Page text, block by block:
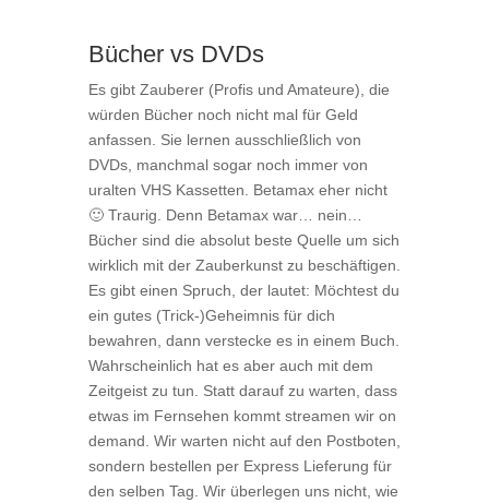
Bücher vs DVDs
Es gibt Zauberer (Profis und Amateure), die
würden Bücher noch nicht mal für Geld
anfassen. Sie lernen ausschließlich von
DVDs, manchmal sogar noch immer von
uralten VHS Kassetten. Betamax eher nicht
🙂 Traurig. Denn Betamax war… nein…
Bücher sind die absolut beste Quelle um sich
wirklich mit der Zauberkunst zu beschäftigen.
Es gibt einen Spruch, der lautet: Möchtest du
ein gutes (Trick-)Geheimnis für dich
bewahren, dann verstecke es in einem Buch.
Wahrscheinlich hat es aber auch mit dem
Zeitgeist zu tun. Statt darauf zu warten, dass
etwas im Fernsehen kommt streamen wir on
demand. Wir warten nicht auf den Postboten,
sondern bestellen per Express Lieferung für
den selben Tag. Wir überlegen uns nicht, wie